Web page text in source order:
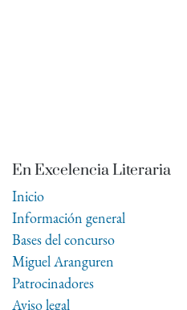
En Excelencia Literaria
Inicio
Información general
Bases del concurso
Miguel Aranguren
Patrocinadores
Aviso legal